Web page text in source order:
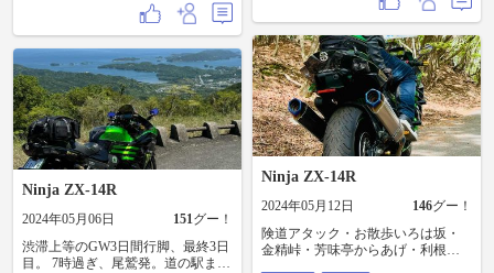
Ninja ZX-14R
2024年05月12日 146グー！
険道アタック・お散歩いろは坂・
金精峠・芳味亭からあげ・利根沼
Ninja ZX-14R
2024年05月06日 151グー！
渋滞上等のGW3日間行脚、最終3日
目。 7時過ぎ、尾鷲発。道の駅まん